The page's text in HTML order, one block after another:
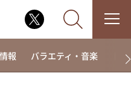
報 バラエティ・音楽 ド